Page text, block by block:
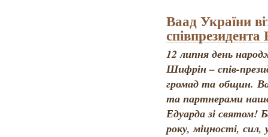
Ваад України
12 липня день
Шифрін – спів-
громад та общин.
та партнерами
Едуарда зі святом!
року, міцності, сил,